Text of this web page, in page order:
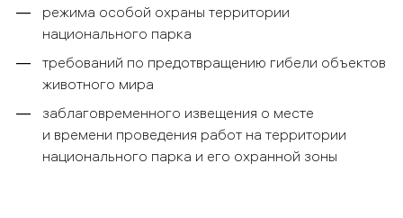
режима особой охраны территории
национального парка
требований по предотвращению гибели объектов
животного мира
заблаговременного извещения о месте
и времени проведения работ на территории
национального парка и его охранной зоны